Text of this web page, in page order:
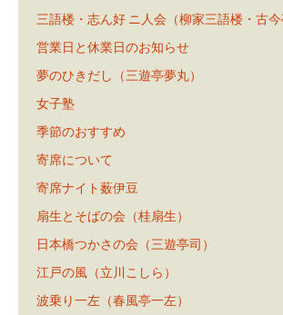
三語楼・志ん好 ニ人会（柳家三語楼・古今
営業日と休業日のお知らせ
夢のひきだし（三遊亭夢丸）
女子塾
季節のおすすめ
寄席について
寄席ナイト薮伊豆
扇生とそばの会（桂扇生）
日本橋つかさの会（三遊亭司）
江戸の風（立川こしら）
波乗り一左（春風亭一左）